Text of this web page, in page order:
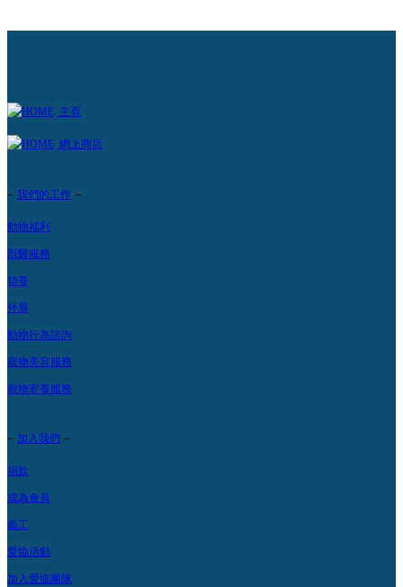
主頁
網上商店
– 我們的工作 –
動物福利
獸醫服務
領養
外展
動物行為諮詢
寵物美容服務
寵物寄養服務
– 加入我們 –
捐款
成為會員
義工
愛協活動
加入愛協團隊